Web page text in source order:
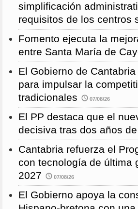
simplificación
requisitos de los centros
Fomento ejecuta la
entre Santa María de
El Gobierno de
para impulsar la
tradicionales
07/08/26
El PP destaca que el
decisiva tras dos años
Cantabria refuerza el
con tecnología de última
2027
07/08/26
El Gobierno apoya la